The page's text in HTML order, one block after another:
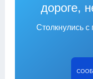
дороге,
Столкнулись